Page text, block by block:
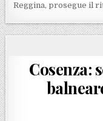
Reggina, prosegue il
Cosenza: